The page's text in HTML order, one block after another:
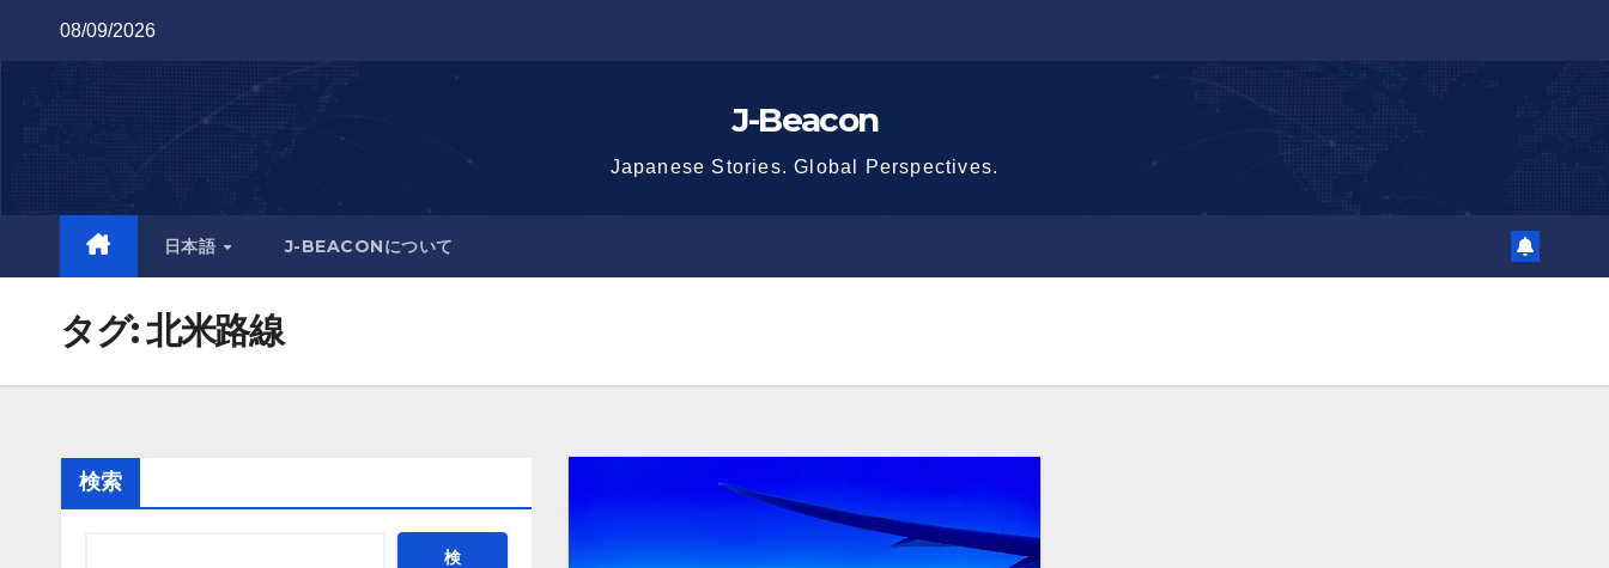
08/09/2026
J-Beacon
Japanese Stories. Global Perspectives.
日本語 J-BEACONについて
タグ:北米路線
検索
検